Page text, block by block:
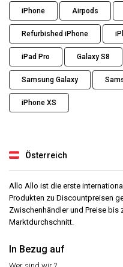
iPhone Airpods
Refurbished iPhone
iPad Pro Galaxy S8
Samsung Galaxy
iPhone XS
Österreich
Allo Allo ist die erste
Produkten zu Discountpreisen
Zwischenhändler und Preise bis
Marktdurchschnitt.
In Bezug auf